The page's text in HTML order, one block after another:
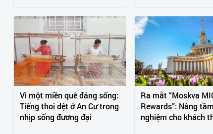
Vì một miền quê đáng sống:
Tiếng thoi dệt ở An Cư trong
nhịp sống đương đại
Ra mắt “Moskva
Rewards”: Nâng
nghiệm cho khách